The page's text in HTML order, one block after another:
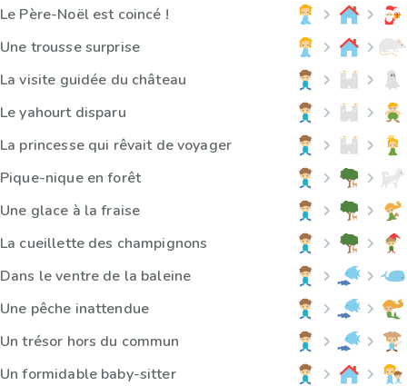
Le Père-Noël est coincé !
Une trousse surprise
La visite guidée du château
Le yahourt disparu
La princesse qui rêvait de voyager
Pique-nique en forêt
Une glace à la fraise
La cueillette des champignons
Dans le ventre de la baleine
Une pêche inattendue
Un trésor hors du commun
Un formidable baby-sitter